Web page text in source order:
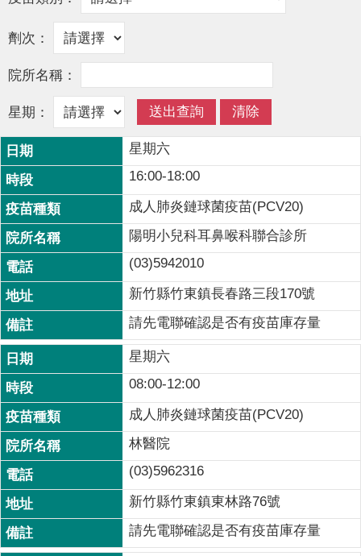
星期六
16:00-18:00
成人肺炎鏈球菌疫苗(PCV20)
陽明小兒科耳鼻喉科聯合診所
(03)5942010
新竹縣竹東鎮長春路三段170號
請先電聯確認是否有疫苗庫存量
星期六
08:00-12:00
成人肺炎鏈球菌疫苗(PCV20)
林醫院
(03)5962316
新竹縣竹東鎮東林路76號
請先電聯確認是否有疫苗庫存量